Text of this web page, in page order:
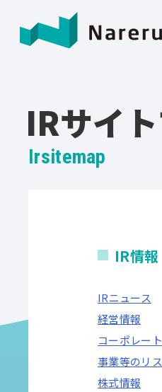
IRサイ
Irsitemap
IR情報
IRニュース
経営情報
コーポレー
事業等のリ
株式情報